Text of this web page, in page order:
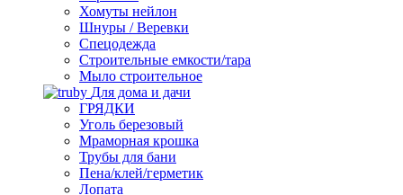
Хомуты нейлон
Шнуры / Веревки
Спецодежда
Строительные емкости/тара
Мыло строительное
Для дома и дачи
ГРЯДКИ
Уголь березовый
Мраморная крошка
Трубы для бани
Пена/клей/герметик
Лопата